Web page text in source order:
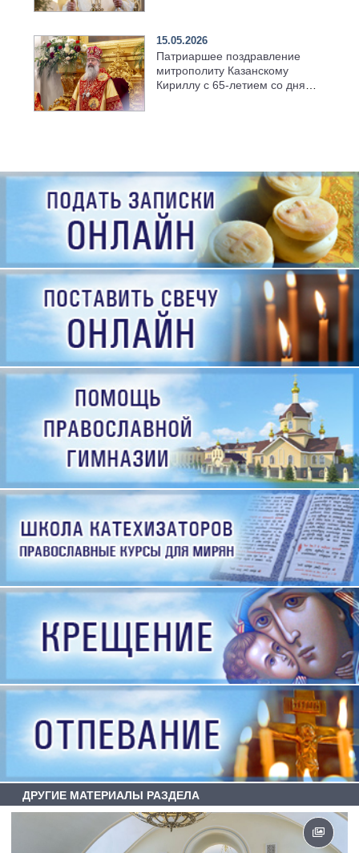
15.05.2026
Патриаршее поздравление
митрополиту Казанскому
Кириллу с 65-летием со дня
ДРУГИЕ МАТЕРИАЛЫ РАЗДЕЛА